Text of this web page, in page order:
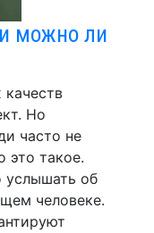
можно ли
Но
часто не
это такое.
услышать об
человеке.